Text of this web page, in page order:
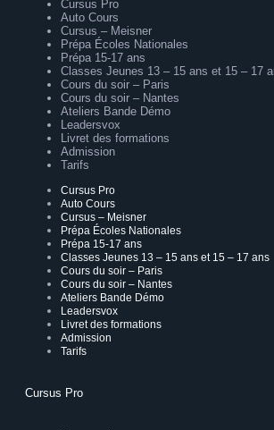
Cursus Pro
Auto Cours
Cursus – Meisner
Prépa Écoles Nationales
Prépa 15-17 ans
Classes Jeunes 13 – 15 ans et 15 – 17
Cours du soir – Paris
Cours du soir – Nantes
Ateliers Bande Démo
Leadersvox
Livret des formations
Admission
Tarifs
Cursus Pro
Auto Cours
Cursus – Meisner
Prépa Écoles Nationales
Prépa 15-17 ans
Classes Jeunes 13 – 15 ans et 15 – 17 ans
Cours du soir – Paris
Cours du soir – Nantes
Ateliers Bande Démo
Leadersvox
Livret des formations
Admission
Tarifs
Cursus Pro